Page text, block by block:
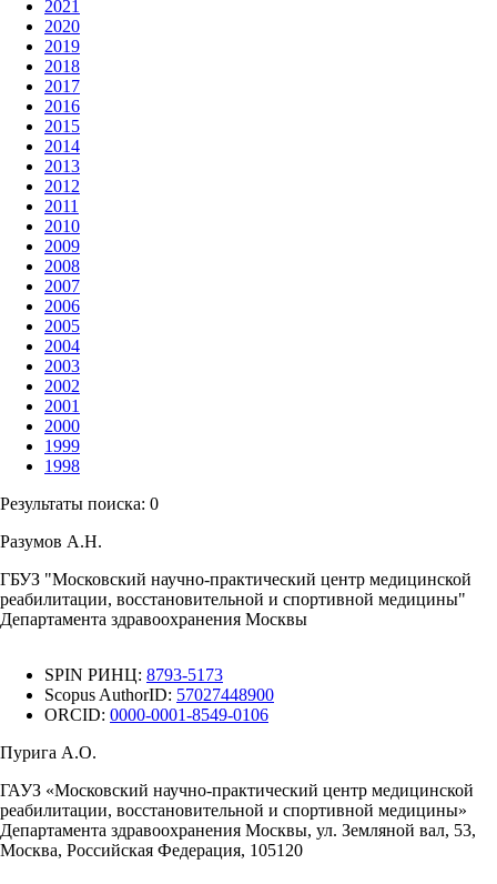
2021
2020
2019
2018
2017
2016
2015
2014
2013
2012
2011
2010
2009
2008
2007
2006
2005
2004
2003
2002
2001
2000
1999
1998
Результаты поиска: 0
Разумов А.Н.
ГБУЗ "Московский научно-практический центр медицинской
реабилитации, восстановительной и спортивной медицины"
Департамента здравоохранения Москвы
SPIN РИНЦ: 8793-5173
Scopus AuthorID: 57027448900
ORCID: 0000-0001-8549-0106
Пурига А.О.
ГАУЗ «Московский научно-практический центр медицинской
реабилитации, восстановительной и спортивной медицины»
Департамента здравоохранения Москвы, ул. Земляной вал, 53,
Москва, Российская Федерация, 105120